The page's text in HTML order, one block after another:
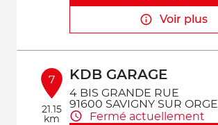
Voir plus
7
21.15
km
KDB GARAGE
4 BIS GRANDE RUE
91600 SAVIGNY SUR ORGE
Fermé actuellement